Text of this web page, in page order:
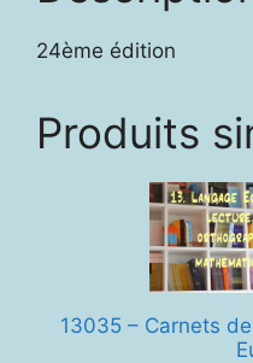
24ème édition
Produits
13035 – Carnets